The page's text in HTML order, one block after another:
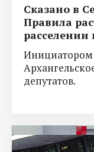
Сказано в
Правила
Инициатором
депутатов.